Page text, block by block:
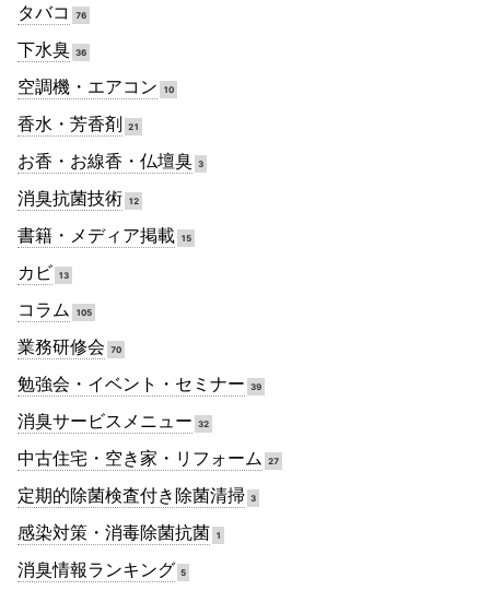
タバコ 76
下水臭 36
空調機・エアコン 10
香水・芳香剤 21
お香・お線香・仏壇臭 3
消臭抗菌技術 12
書籍・メディア掲載 15
カビ 13
コラム 105
業務研修会 70
勉強会・イベント・セミナー 39
消臭サービスメニュー 32
中古住宅・空き家・リフォーム 27
定期的除菌検査付き除菌清掃 3
感染対策・消毒除菌抗菌 1
消臭情報ランキング 5